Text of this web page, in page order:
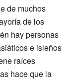
de muchos
de los
hay personas
e isleños
raíces
hace que la